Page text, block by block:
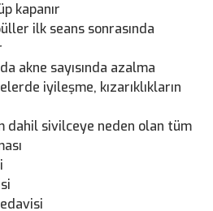
kapanır
ilk seans sonrasında
akne sayısında azalma
iyileşme, kızarıklıkların
dahil sivilceye neden olan tüm